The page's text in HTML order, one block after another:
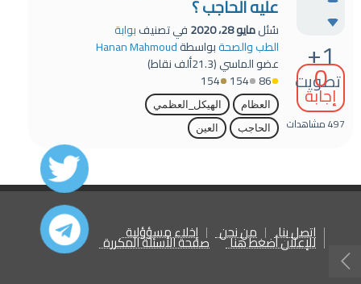
+1
تصويت
0
إجابة
497مشاهدات
عليه الحاجب ؟
سُئلمايو 28، 2020 في تصنيفبوابة
الطب والصحةبواسطةHanan Mahmoud
عضو الماسي(21.3ألف
نقاط)
86
154
154
العظام
الهيكل_العظمي
الحاجب
العين
اتصل بنا من نحن إخلاء مسؤؤلية للإعلان أضغط هنا صفحة الأسئلة المكررة